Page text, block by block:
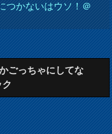
つかないはウソ！＠
ごっちゃにしてな